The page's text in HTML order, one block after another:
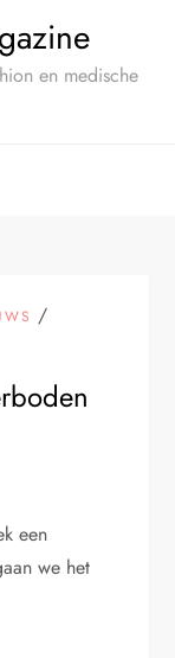
en medische
/
een
we het